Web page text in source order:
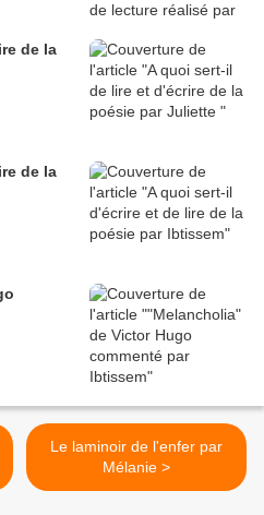
de la
de la
Le laminoir de l'enfer par
Mélanie >